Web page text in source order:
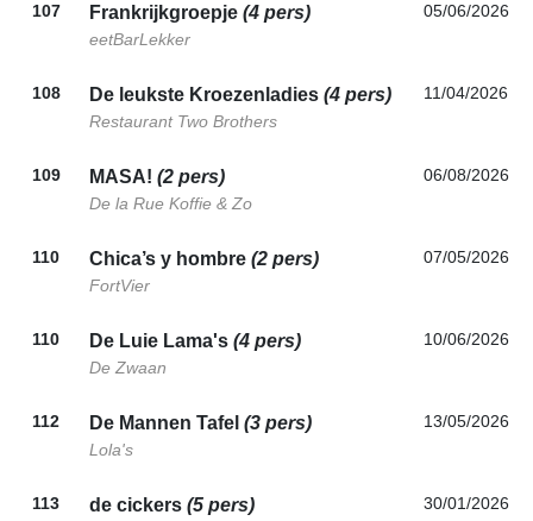
107 Frankrijkgroepje (4 pers)
eetBarLekker
05/06/2026
108 De leukste Kroezenladies (4 pers)
Restaurant Two Brothers
11/04/2026
109 MASA! (2 pers)
De la Rue Koffie & Zo
06/08/2026
110 Chica’s y hombre (2 pers)
FortVier
07/05/2026
110 De Luie Lama's (4 pers)
De Zwaan
10/06/2026
112 De Mannen Tafel (3 pers)
Lola's
13/05/2026
113 de cickers (5 pers) 30/01/2026